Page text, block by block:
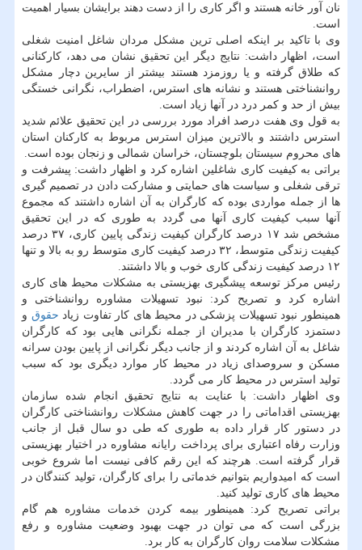
نان آور خانه هستند و اگر كاری را از دست دهند برایشان بسیار اهمیت
است.
وی با تاكید بر اینكه اصلی ترین مشكل مردان شاغل امنیت شغلی
است، اظهار داشت: نتایج دیگر این تحقیق نشان می دهد، كاركنانی
كه طلاق گرفته و یا روزمزد هستند بیشتر از سایرین دچار مشكل
روانشناختی هستند و نشانه های استرس، اضطراب، نگرانی خستگی
بیش از حد و كمر درد در آنها زیاد است.
به قول وی هفت درصد افراد مورد بررسی در این تحقیق علائم شدید
استرس داشتند و بالاترین میزان استرس مربوط به كاركنان استان
های محروم سیستان بلوچستان، خراسان شمالی و زنجان بوده است.
براتی به كیفیت كاری شاغلین اشاره كرد و اظهار داشت: پیشرفت و
ترقی شغلی و سیاست های حمایتی و مشاركت دادن در تصمیم گیری
ها از جمله مواردی بوده كه كارگران به آن اشاره داشتند كه مجموع
آنها سبب كیفیت كاری آنها می گردد به طوری كه در این تحقیق
مشخص شد ۱۷ درصد كارگران كیفیت زندگی پایین كاری، ۳۷ درصد
كیفیت زندگی متوسط، ۳۲ درصد كیفیت كاری متوسط رو به بالا و تنها
۱۲ درصد كیفیت زندگی كاری خوب و بالا داشتند.
رئیس مركز توسعه پیشگیری بهزیستی به مشكلات محیط های كاری
اشاره كرد و تصریح كرد: نبود تسهیلات مشاوره روانشناختی و
همینطور نبود تسهیلات پزشكی در محیط های كار تفاوت زیاد حقوق و
دستمزد كارگران با مدیران از جمله نگرانی هایی بود كه كارگران
شاغل به آن اشاره كردند و از جانب دیگر نگرانی از پایین بودن سرانه
مسكن و سروصدای زیاد در محیط كار موارد دیگری بود كه سبب
تولید استرس در محیط كار می گردد.
وی اظهار داشت: با عنایت به نتایج تحقیق انجام شده سازمان
بهزیستی اقداماتی را در جهت كاهش مشكلات روانشناختی كارگران
در دستور كار قرار داده به طوری كه طی دو سال قبل از جانب
وزارت رفاه اعتباری برای پرداخت رایانه مشاوره در اختیار بهزیستی
قرار گرفته است. هرچند كه این رقم كافی نیست اما شروع خوبی
است كه امیدواریم بتوانیم خدماتی را برای كارگران، تولید كنندگان در
محیط های كاری تولید كنید.
براتی تصریح كرد: همینطور بیمه كردن خدمات مشاوره هم گام
بزرگی است كه می توان در جهت بهبود وضعیت مشاوره و رفع
مشكلات سلامت روان كارگران به كار برد.